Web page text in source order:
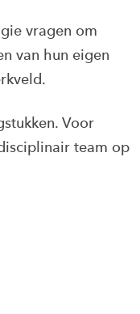
vragen om
van hun eigen
Voor
team op